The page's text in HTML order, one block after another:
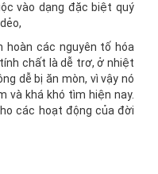
vào dạng đặc biệt quý
hoàn các nguyên tố hóa
chất là dễ trơ, ở nhiệt
dễ bị ăn mòn, vì vậy nó
và khá khó tìm hiện nay.
các hoạt động của đời